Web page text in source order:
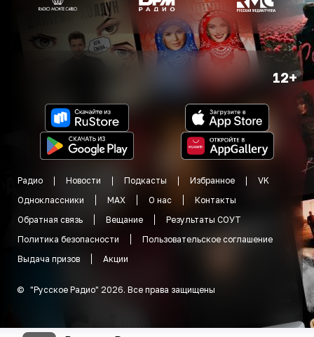
12+
Радио Новости Подкасты Избранное
VK
Одноклассники
MAX О нас
Контакты
Обратная связь
Вещание
Результаты СОУТ
Политика безопасности
Пользовательское соглашение
Выдача призов
Акции
© "Русское Радио" 2026. Все права защищены